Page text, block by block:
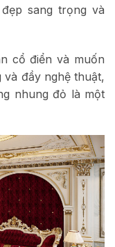
sang trọng và
cổ điển và muốn
và đầy nghệ thuật,
nhung đỏ là một